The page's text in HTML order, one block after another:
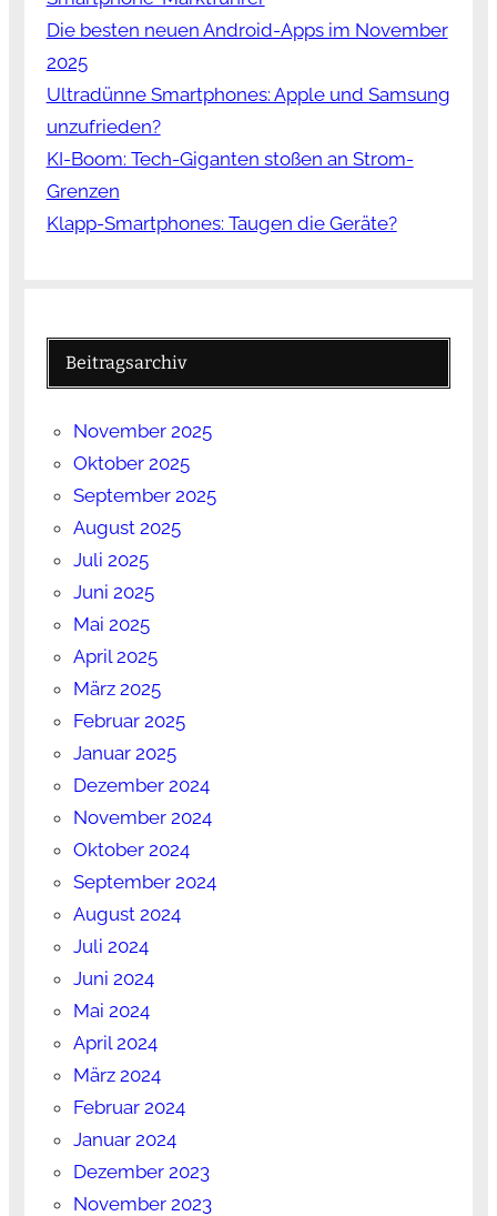
Die besten neuen Android-Apps im November
2025
Ultradünne Smartphones: Apple und Samsung
unzufrieden?
KI-Boom: Tech-Giganten stoßen an Strom-
Grenzen
Klapp-Smartphones: Taugen die Geräte?
Beitragsarchiv
November 2025
Oktober 2025
September 2025
August 2025
Juli 2025
Juni 2025
Mai 2025
April 2025
März 2025
Februar 2025
Januar 2025
Dezember 2024
November 2024
Oktober 2024
September 2024
August 2024
Juli 2024
Juni 2024
Mai 2024
April 2024
März 2024
Februar 2024
Januar 2024
Dezember 2023
November 2023